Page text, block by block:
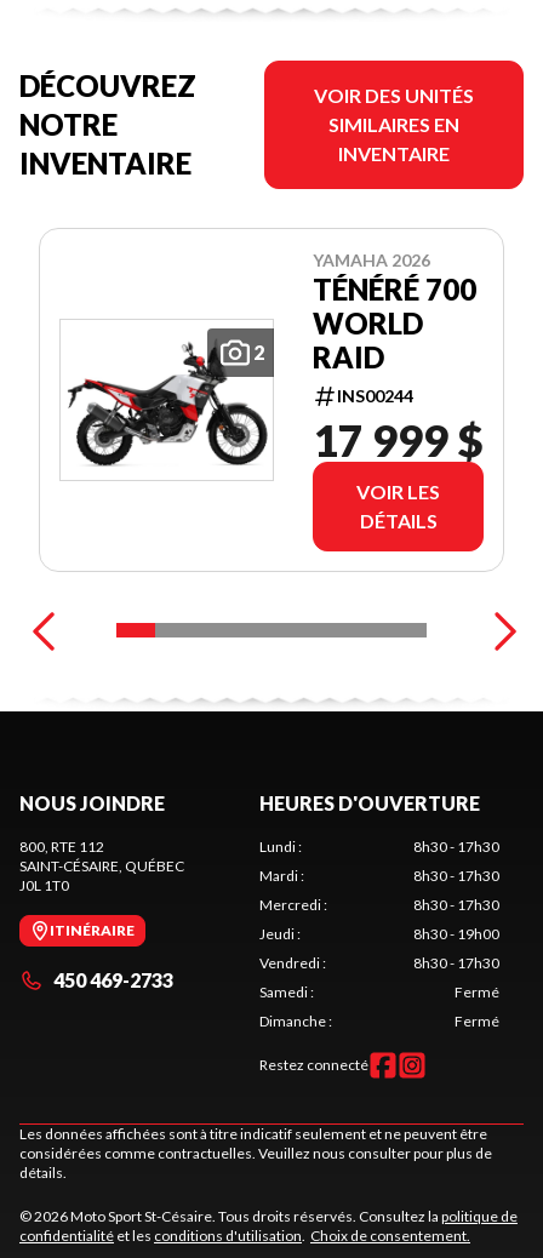
DÉCOUVREZ
NOTRE
INVENTAIRE
VOIR DES UNITÉS
SIMILAIRES EN
INVENTAIRE
2
YAMAHA 2026
TÉNÉRÉ 700
WORLD
RAID
INS00244
17 999 $
VOIR LES
DÉTAILS
NOUS JOINDRE
800, RTE 112
SAINT-CÉSAIRE, QUÉBEC
J0L 1T0
ITINÉRAIRE
450 469-2733
HEURES D'OUVERTURE
Lundi:
8h30 - 17h30
Mardi:
8h30 - 17h30
Mercredi:
8h30 - 17h30
Jeudi:
8h30 - 19h00
Vendredi:
8h30 - 17h30
Samedi:
Fermé
Dimanche: Fermé
Restez connecté
Les données affichées sont à titre indicatif seulement et ne peuvent être
considérées comme contractuelles. Veuillez nous consulter pour plus de
détails.
© 2026 Moto Sport St-Césaire. Tous droits réservés. Consultez la politique de
confidentialité et les conditions d'utilisation. Choix de consentement.